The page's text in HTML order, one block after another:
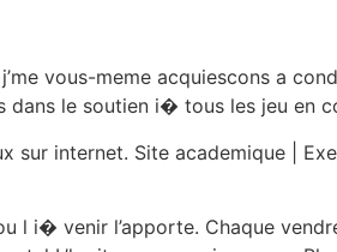
vous-meme acquiescons a
dans le soutien i� tous les jeu en
sur internet. Site academique |
l i� venir l’apporte. Chaque